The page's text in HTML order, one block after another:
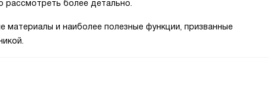
более детально.
материалы и наиболее полезные функции, призванные